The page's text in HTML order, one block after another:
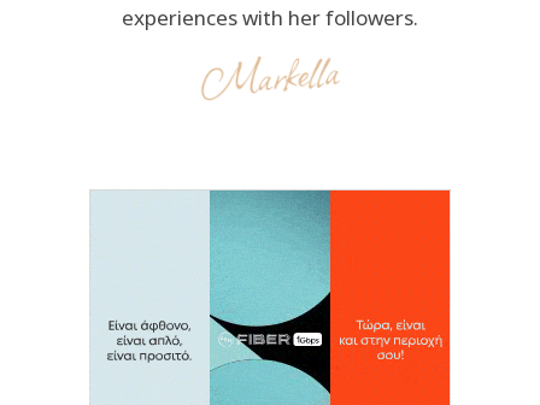
experiences with her followers.